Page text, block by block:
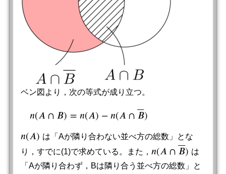
ベン図より，次の等式が成り立つ。
𝑛(𝐴 ∩ 𝐵) = 𝑛(𝐴) −𝑛(𝐴 ∩ 𝐵
⎯ ⎯
⎯⎯)
n(A ∩B )=n (A )−n (A∩B ¯)
𝑛(𝐴)
n(A)
は「Aが隣り合わない並べ方の総数」とな
り，すでに(1)で求めている。また， 𝑛(𝐴 ∩ 𝐵
⎯ ⎯
⎯⎯)
n(A∩B ¯)
は
「Aが隣り合わず，Bは隣り合う並べ方の総数」と